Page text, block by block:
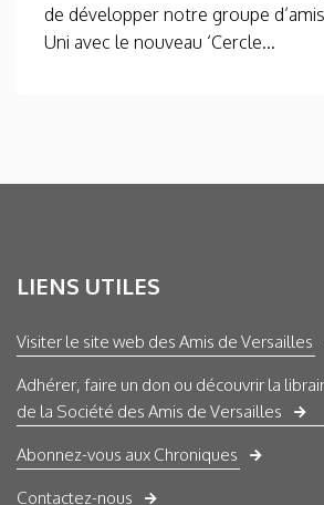
de développer notre groupe
Uni avec le nouveau ‘Cercle...
LIENS UTILES
Visiter le site web des Amis de Versailles
Adhérer, faire un don ou découvrir la
de la Société des Amis de Versailles
Abonnez-vous aux Chroniques
Contactez-nous